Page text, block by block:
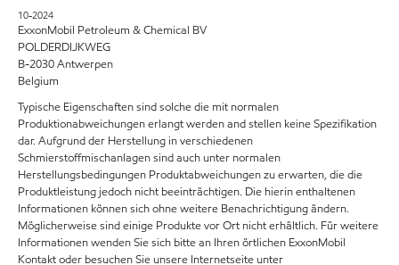
10-2024
ExxonMobil Petroleum & Chemical BV
POLDERDIJKWEG
B-2030 Antwerpen
Belgium
Typische Eigenschaften sind solche die mit normalen
Produktionabweichungen erlangt werden and stellen keine Spezifikation
dar. Aufgrund der Herstellung in verschiedenen
Schmierstoffmischanlagen sind auch unter normalen
Herstellungsbedingungen Produktabweichungen zu erwarten, die die
Produktleistung jedoch nicht beeinträchtigen. Die hierin enthaltenen
Informationen können sich ohne weitere Benachrichtigung ändern.
Möglicherweise sind einige Produkte vor Ort nicht erhältlich. Für weitere
Informationen wenden Sie sich bitte an Ihren örtlichen ExxonMobil
Kontakt oder besuchen Sie unsere Internetseite unter